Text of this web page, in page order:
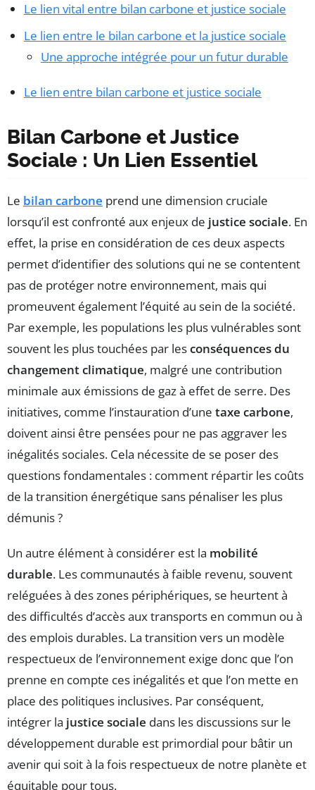
Le lien vital entre bilan carbone et justice sociale
Le lien entre le bilan carbone et la justice sociale
Une approche intégrée pour un futur durable
Le lien entre bilan carbone et justice sociale
Bilan Carbone et Justice
Sociale : Un Lien Essentiel
Le bilan carbone prend une dimension cruciale
lorsqu’il est confronté aux enjeux de justice sociale. En
effet, la prise en considération de ces deux aspects
permet d’identifier des solutions qui ne se contentent
pas de protéger notre environnement, mais qui
promeuvent également l’équité au sein de la société.
Par exemple, les populations les plus vulnérables sont
souvent les plus touchées par lesconséquences du
changement climatique, malgré une contribution
minimale aux émissions de gaz à effet de serre. Des
initiatives, comme l’instauration d’une taxe carbone,
doivent ainsi être pensées pour ne pas aggraver les
inégalités sociales. Cela nécessite de se poser des
questions fondamentales : comment répartir les coûts
de la transition énergétique sans pénaliser les plus
démunis ?
Un autre élément à considérer est la mobilité
durable. Les communautés à faible revenu, souvent
reléguées à des zones périphériques, se heurtent à
des difficultés d’accès aux transports en commun ou à
des emplois durables. La transition vers un modèle
respectueux de l’environnement exige donc que l’on
prenne en compte ces inégalités et que l’on mette en
place des politiques inclusives. Par conséquent,
intégrer la justice sociale dans les discussions sur le
développement durable est primordial pour bâtir un
avenir qui soit à la fois respectueux de notre planète et
équitable pour tous.